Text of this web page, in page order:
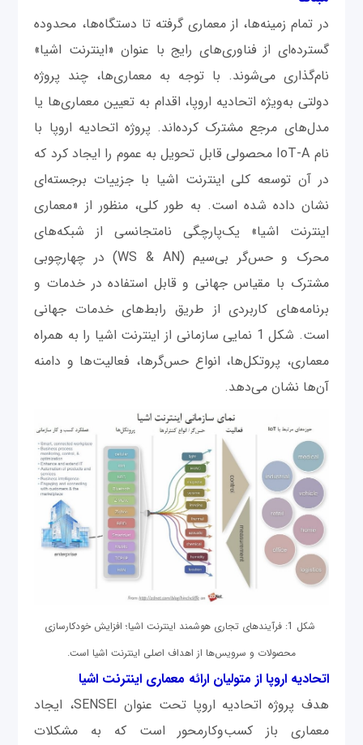
در تمام زمینه‌ها، از معماری گرفته تا دستگاه‌ها، محدوده
گسترده‌ای از فناوری‌های رایج با عنوان «اینترنت اشیا»
نام‌گذاری می‌شوند. با توجه به معماری‌ها، چند پروژه
دولتی به‌ویژه اتحادیه اروپا، اقدام به تعیین معماری‌ها یا
مدل‌های مرجع مشترک کرده‌اند. پروژه اتحادیه اروپا با
نام IoT-A محصولی قابل تحویل به عموم را ایجاد کرد که
در آن توسعه کلی اینترنت اشیا با جزییات برجسته‌ای
نشان داده شده است. به‌ طور کلی، منظور از «معماری
اینترنت اشیا» یک‌پارچگی نامتجانسی از شبکه‌های
محرک و حس‌گر بی‌سیم (WS & AN) در چهارچوبی
مشترک با مقیاس جهانی و قابل استفاده در خدمات و
برنامه‌های کاربردی از طریق رابط‌های خدمات جهانی
است. شکل 1 نمایی سازمانی از اینترنت اشیا را به همراه
معماری، پروتکل‌ها، انواع حس‌گرها، فعالیت‌ها و دامنه
آن‌ها نشان می‌دهد.
شکل 1: فرآیندهای تجاری هوشمند اینترنت اشیا؛ افزایش خودکارسازی
محصولات و سرویس‌ها از اهداف اصلی اینترنت اشیا است.
اتحادیه اروپا از متولیان ارائه معماری اینترنت اشیا
هدف پروژه اتحادیه اروپا تحت عنوان SENSEI، ایجاد
معماری باز کسب‌وکارمحور است که به مشکلات